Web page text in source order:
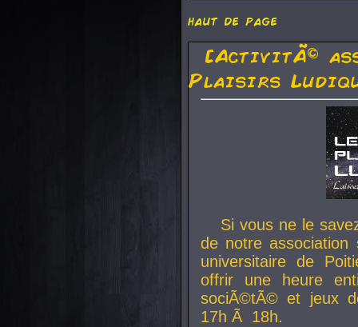
haut de page
[ActivitÃ©
Plaisirs
Si vous ne le
de notre
universitaire de
offrir une heure
sociÃ©tÃ© et jeux
17h Ã 18h.